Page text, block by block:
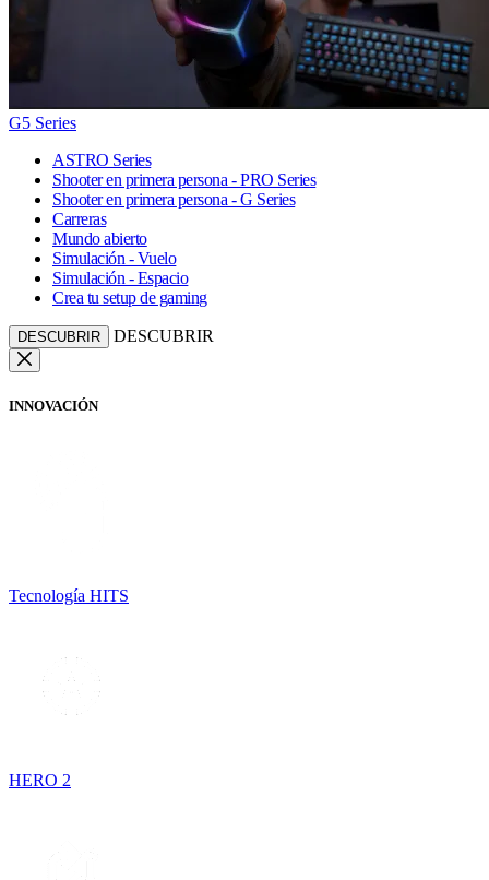
G5 Series
ASTRO Series
Shooter en primera persona - PRO Series
Shooter en primera persona - G Series
Carreras
Mundo abierto
Simulación - Vuelo
Simulación - Espacio
Crea tu setup de gaming
DESCUBRIR DESCUBRIR
INNOVACIÓN
Tecnología HITS
HERO 2